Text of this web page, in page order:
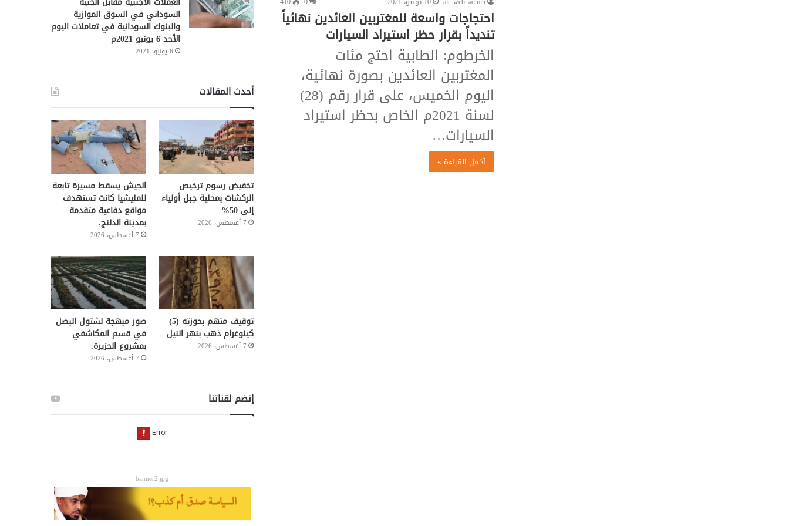
احتجاجات واسعة للمغتربين العائدين نهائياً
تنديداً بقرار حظر استيراد السيارات
الخرطوم: الطابية احتج مئات
المغتربين العائدين بصورة نهائية،
اليوم الخميس، على قرار رقم (28)
لسنة 2021م الخاص بحظر استيراد
السيارات…
أكمل القراءة »
السوداني في السوق الموازية
والبنوك السودانية في تعاملات اليوم
الأحد 6 يونيو 2021م
6 يونيو، 2021
أحدث المقالات
تخفيض رسوم ترخيص
الركشات بمحلية جبل أولياء
إلى 50%
7 أغسطس، 2026
الجيش يسقط مسيرة تابعة
للمليشيا كانت تستهدف
مواقع دفاعية متقدمة
بمدينة الدلنج.
7 أغسطس، 2026
توقيف متهم بحوزته (5)
كيلوغرام ذهب بنهر النيل
7 أغسطس، 2026
صور مبهجة لشتول البصل
في قسم المكاشفي
بمشروع الجزيرة.
7 أغسطس، 2026
إنضم لقناتنا
banner2.jpg